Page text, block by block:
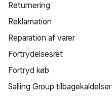
Returnering
Reklamation
Reparation af varer
Fortrydelsesret
Fortryd køb
Salling Group tilbagekaldelser